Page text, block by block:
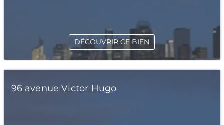
DÉCOUVRIR CE BIEN
96 avenue Victor Hugo